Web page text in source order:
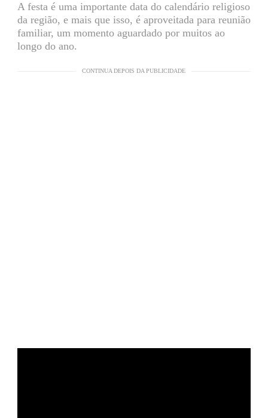
A festa é uma importante data do calendário religioso
da região, e mais que isso, é aproveitada para reunião
familiar, um momento aguardado por muitos ao
longo do ano.
CONTINUA DEPOIS DA PUBLICIDADE